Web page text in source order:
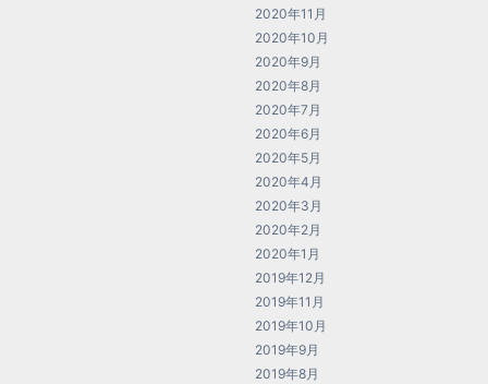
2020年11月
2020年10月
2020年9月
2020年8月
2020年7月
2020年6月
2020年5月
2020年4月
2020年3月
2020年2月
2020年1月
2019年12月
2019年11月
2019年10月
2019年9月
2019年8月